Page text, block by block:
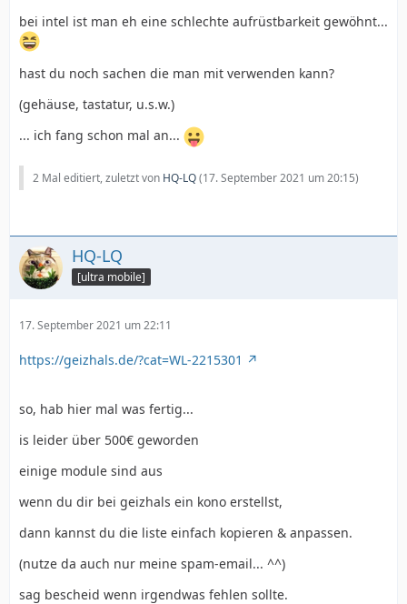
bei intel ist man eh eine schlechte aufrüstbarkeit gewöhnt...
hast du noch sachen die man mit verwenden kann?
(gehäuse, tastatur, u.s.w.)
... ich fang schon mal an...
2 Mal editiert, zuletzt von HQ-LQ(17. September 2021 um 20:15)
HQ-LQ
[ultra mobile]
17. September 2021 um 22:11
https://geizhals.de/?cat=WL-2215301
so, hab hier mal was fertig...
is leider über 500€ geworden
einige module sind aus
wenn du dir bei geizhals ein kono erstellst,
dann kannst du die liste einfach kopieren & anpassen.
(nutze da auch nur meine spam-email... ^^)
sag bescheid wenn irgendwas fehlen sollte.